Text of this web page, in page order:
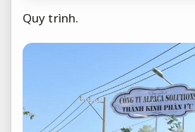
Quy trình.